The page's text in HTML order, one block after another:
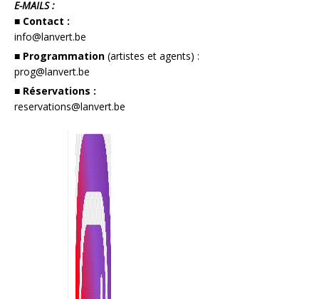
E-MAILS :
■ Contact :
info@lanvert.be
■ Programmation (artistes et agents) :
prog@lanvert.be
■ Réservations :
reservations@lanvert.be